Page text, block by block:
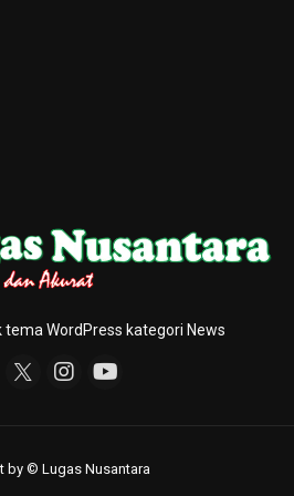
tema WordPress kategori News
by © Lugas Nusantara